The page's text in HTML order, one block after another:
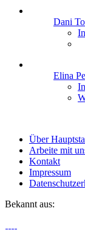
Dani
Elina
Über
Arbeite mit
Kontakt
Impressum
Bekannt aus: